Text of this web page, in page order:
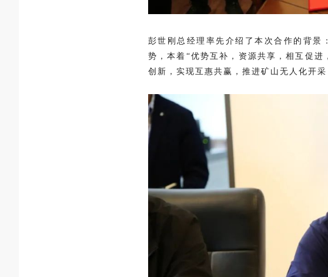
彭世刚总经理率先介绍了本次合作的背景
势，本着“优势互补，资源共享，相互促
创新，实现互惠共赢，推进矿山无人化开